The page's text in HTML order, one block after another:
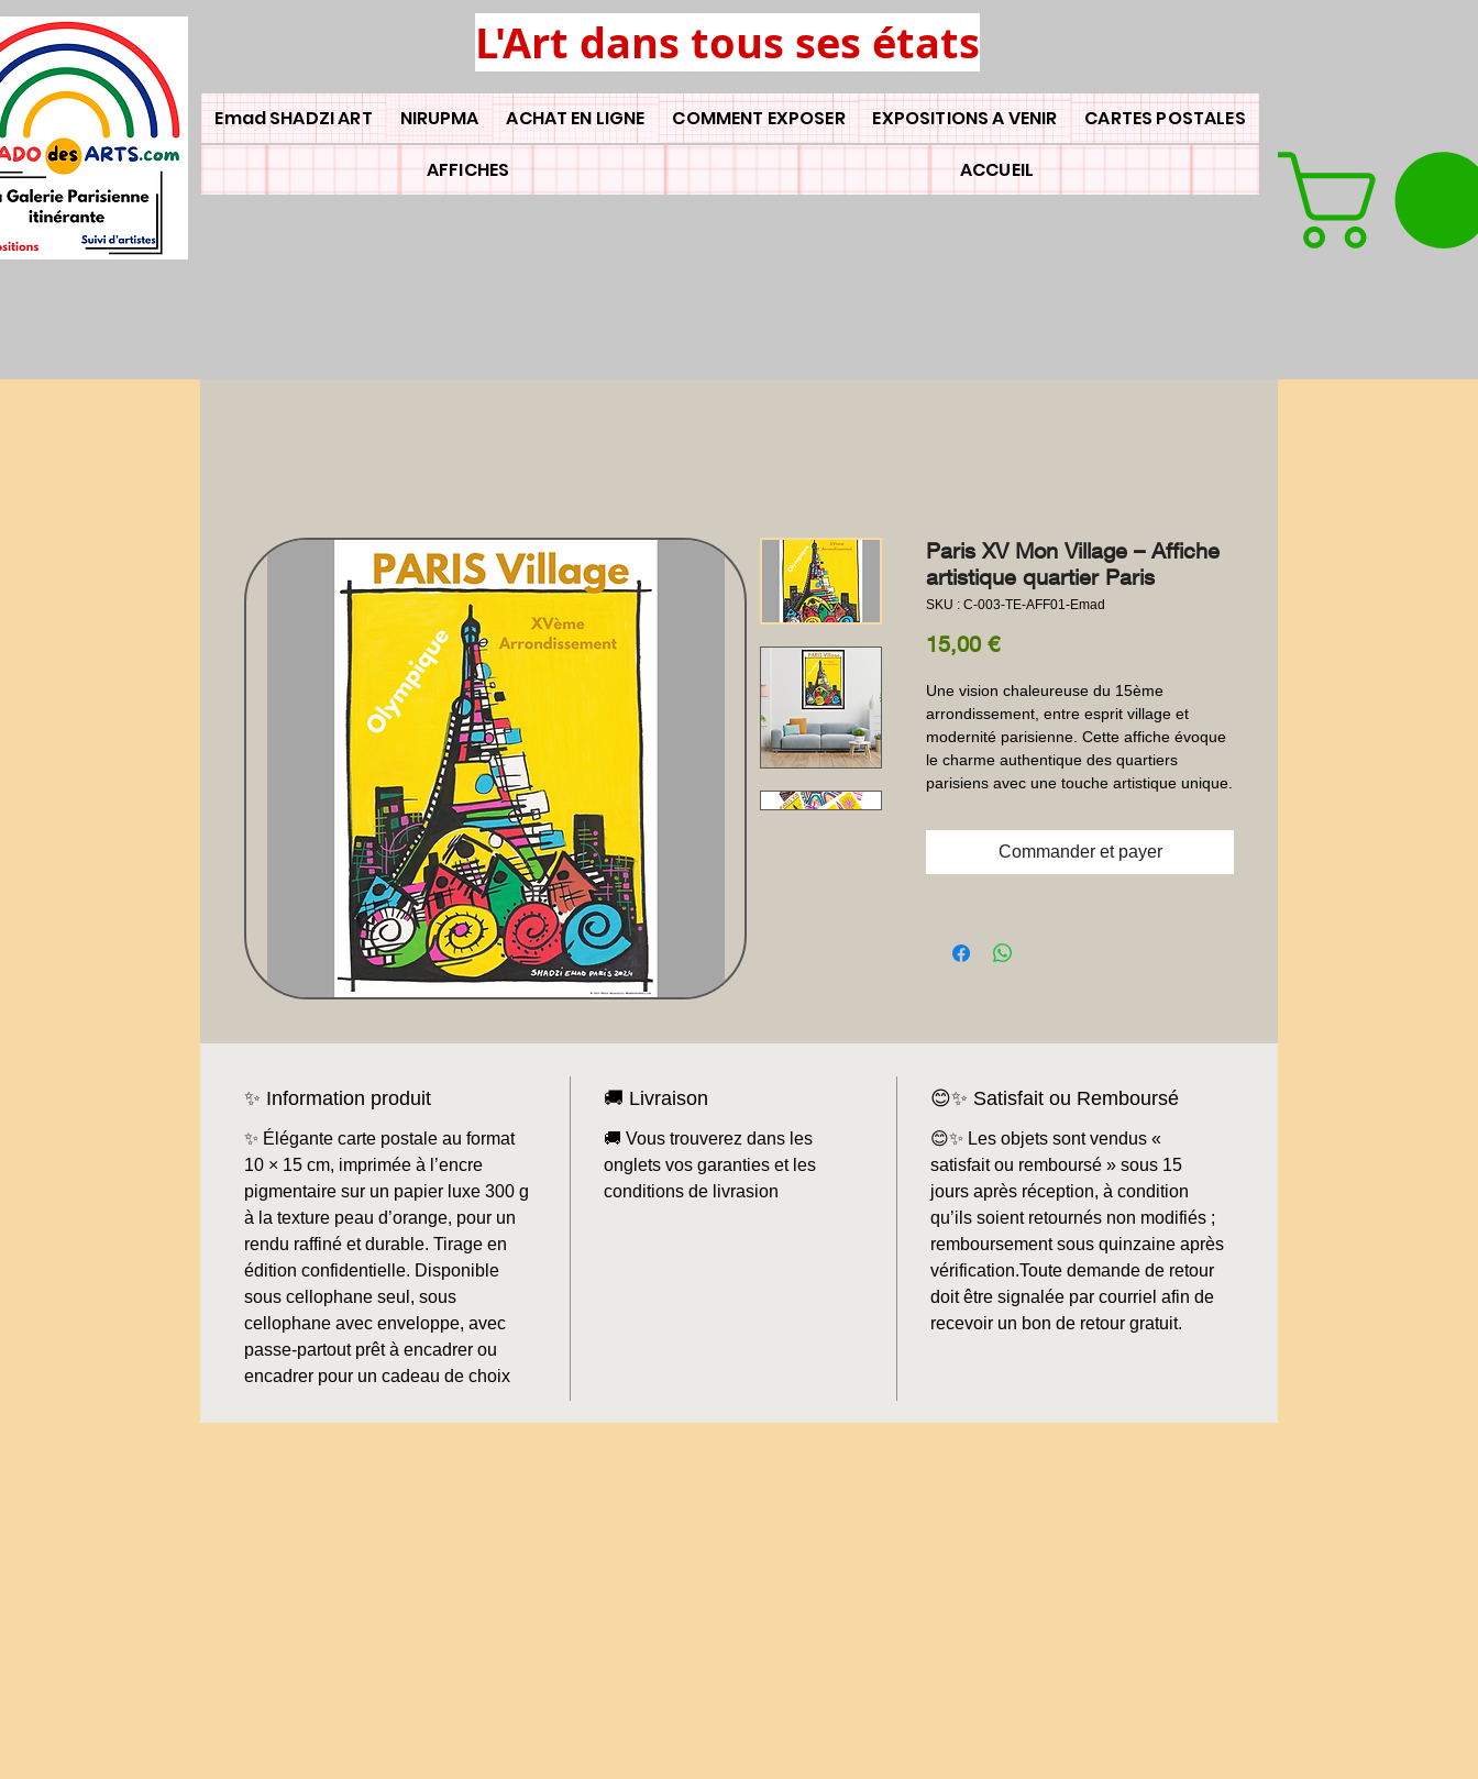
L'Art dans tous ses états
Emad SHADZI ART NIRUPMA ACHAT EN LIGNE COMMENT EXPOSER EXPOSITIONS A VENIR CARTES POSTALES
AFFICHES ACCUEIL
Paris XV Mon Village – Affiche
artistique quartier Paris
SKU : C-003-TE-AFF01-Emad
15,00 €Prix
Une vision chaleureuse du 15ème
arrondissement, entre esprit village et
modernité parisienne. Cette affiche évoque
le charme authentique des quartiers
parisiens avec une touche artistique unique.
Commander et payer
✨ Information produit
✨ Élégante carte postale au format
10 × 15 cm, imprimée à l’encre
pigmentaire sur un papier luxe 300 g
à la texture peau d’orange, pour un
rendu raffiné et durable. Tirage en
édition confidentielle. Disponible
sous cellophane seul, sous
cellophane avec enveloppe, avec
passe-partout prêt à encadrer ou
encadrer pour un cadeau de choix
🚚 Livraison
🚚 Vous trouverez dans les
onglets vos garanties et les
conditions de livrasion
😊✨ Satisfait ou Remboursé
😊✨ Les objets sont vendus «
satisfait ou remboursé » sous 15
jours après réception, à condition
qu’ils soient retournés non modifiés ;
remboursement sous quinzaine après
vérification.Toute demande de retour
doit être signalée par courriel afin de
recevoir un bon de retour gratuit.